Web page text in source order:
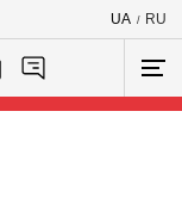
UA / RU